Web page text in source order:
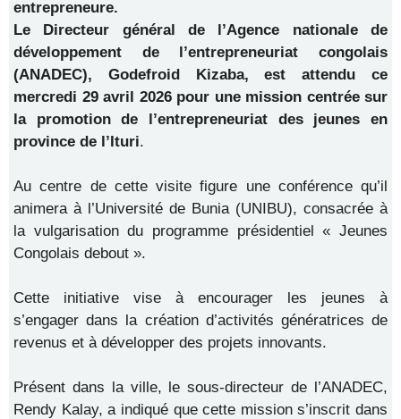
entrepreneure.
Le Directeur général de l’Agence nationale de
développement de l’entrepreneuriat congolais
(ANADEC), Godefroid Kizaba, est attendu ce
mercredi 29 avril 2026 pour une mission centrée sur
la promotion de l’entrepreneuriat des jeunes en
province de l’Ituri.
Au centre de cette visite figure une conférence qu’il
animera à l’Université de Bunia (UNIBU), consacrée à
la vulgarisation du programme présidentiel « Jeunes
Congolais debout ».
Cette initiative vise à encourager les jeunes à
s’engager dans la création d’activités génératrices de
revenus et à développer des projets innovants.
Présent dans la ville, le sous-directeur de l’ANADEC,
Rendy Kalay, a indiqué que cette mission s’inscrit dans